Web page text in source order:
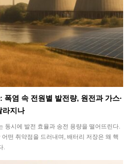
폭염 속 전원별 발전량, 원전과 가스·
라지나
동시에 발전 효율과 송전 용량을 떨어뜨린다.
어떤 취약점을 드러내며, 배터리 저장은 왜 핵
.